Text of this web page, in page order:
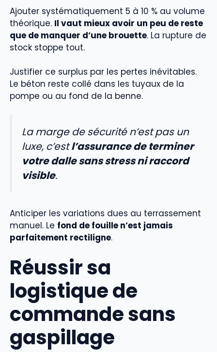
Ajouter systématiquement 5 à 10 % au volume
théorique. Il vaut mieux avoir un peu de reste
que de manquer d’une brouette. La rupture de
stock stoppe tout.
Justifier ce surplus par les pertes inévitables.
Le béton reste collé dans les tuyaux de la
pompe ou au fond de la benne.
La marge de sécurité n’est pas un
luxe, c’estl’assurance de terminer
votre dalle sans stress ni raccord
visible.
Anticiper les variations dues au terrassement
manuel. Le fond de fouille n’est jamais
parfaitement rectiligne.
Réussir sa
logistique de
commande sans
gaspillage